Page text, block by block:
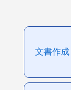
文書作成